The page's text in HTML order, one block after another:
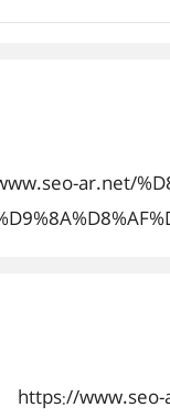
ar.net/
https://www.seo-